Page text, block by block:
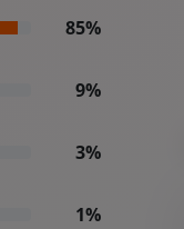
85%
9%
3%
1%